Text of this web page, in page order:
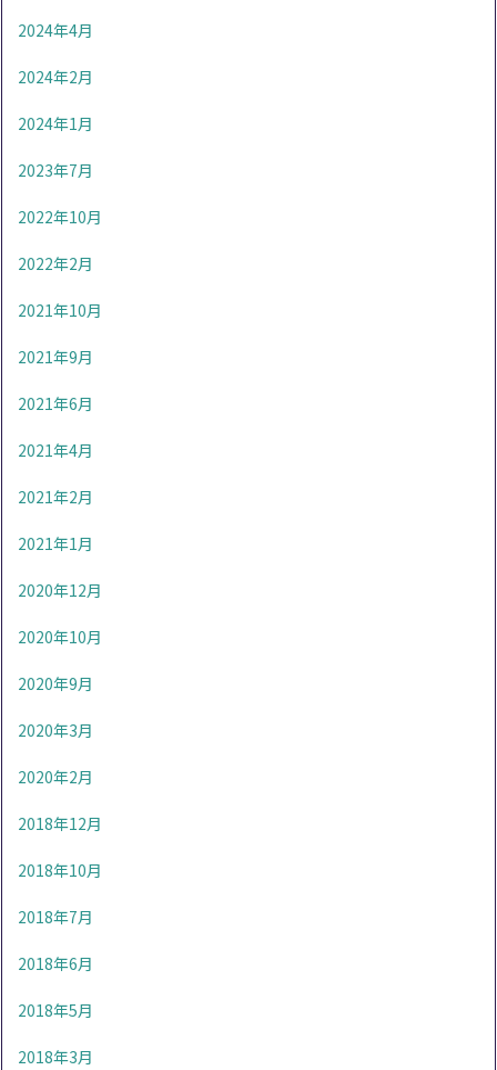
2024年4月
2024年2月
2024年1月
2023年7月
2022年10月
2022年2月
2021年10月
2021年9月
2021年6月
2021年4月
2021年2月
2021年1月
2020年12月
2020年10月
2020年9月
2020年3月
2020年2月
2018年12月
2018年10月
2018年7月
2018年6月
2018年5月
2018年3月